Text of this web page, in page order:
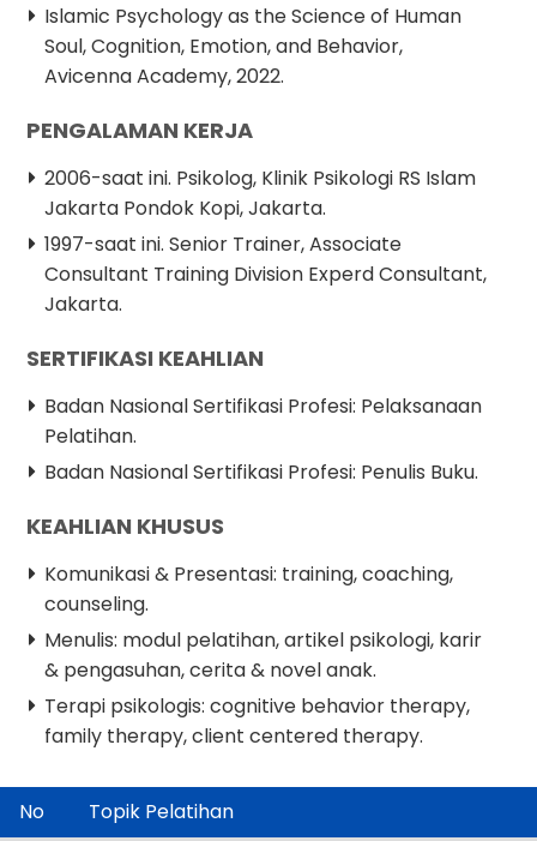
Islamic Psychology as the Science of Human
Soul, Cognition, Emotion, and Behavior,
Avicenna Academy, 2022.
PENGALAMAN KERJA
2006-saat ini. Psikolog, Klinik Psikologi RS Islam
Jakarta Pondok Kopi, Jakarta.
1997-saat ini. Senior Trainer, Associate
Consultant Training Division Experd Consultant,
Jakarta.
SERTIFIKASI KEAHLIAN
Badan Nasional Sertifikasi Profesi: Pelaksanaan
Pelatihan.
Badan Nasional Sertifikasi Profesi: Penulis Buku.
KEAHLIAN KHUSUS
Komunikasi & Presentasi: training, coaching,
counseling.
Menulis: modul pelatihan, artikel psikologi, karir
& pengasuhan, cerita & novel anak.
Terapi psikologis: cognitive behavior therapy,
family therapy, client centered therapy.
No
Topik Pelatihan